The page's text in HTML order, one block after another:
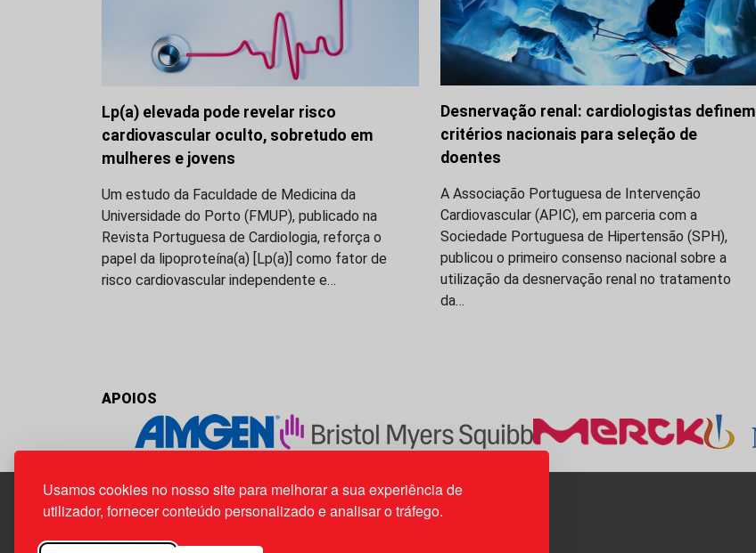
Usamos cookies no nosso site para melhorar a sua experiência de
utilizador, fornecer conteúdo personalizado e analisar o tráfego.
Lp(a) elevada pode revelar risco
cardiovascular oculto, sobretudo em
mulheres e jovens
Um estudo da Faculdade de Medicina da
Universidade do Porto (FMUP), publicado na
Revista Portuguesa de Cardiologia, reforça o
papel da lipoproteína(a) [Lp(a)] como fator de
risco cardiovascular independente e…
Desnervação renal: cardiologistas definem
critérios nacionais para seleção de
doentes
A Associação Portuguesa de Intervenção
Cardiovascular (APIC), em parceria com a
Sociedade Portuguesa de Hipertensão (SPH),
publicou o primeiro consenso nacional sobre a
utilização da desnervação renal no tratamento
da…
APOIOS